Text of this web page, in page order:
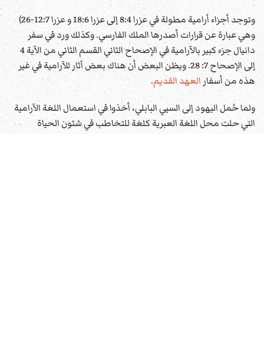
وتوجد أجزاء أرامية مطولة في عزرا 8:4 إلى عزرا 18:6 و عزرا 12:7-26)
وهي عبارة عن قرارات أصدرها الملك الفارسي. وكذلك ورد في سفر
دانيال جزء كبير بالآرامية في الإصحاح الثاني القسم الثاني من الآية 4
إلى الإصحاح 7: 28. ويظن البعض أن هناك بعض آثار للآرامية في غير
هذه من أسفار العهد القديم.
ولما حُمل اليهود إلى السبي البابلي، أخذوا في استعمال اللغة الآرامية
التي حلت محل اللغة العبرية كلغة للتخاطب في شئون الحياة
اليومية، كما نجد في سفر نحميا 8:8 إشارة إلى هذا. فقد وجد الشعب